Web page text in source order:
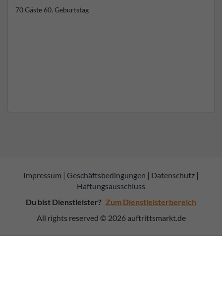
70 Gäste 60. Geburtstag
Impressum | Geschäftsbedingungen | Datenschutz |
Haftungsausschluss
Du bist Dienstleister? Zum Dienstleisterbereich
All rights reserved © 2026 auftrittsmarkt.de